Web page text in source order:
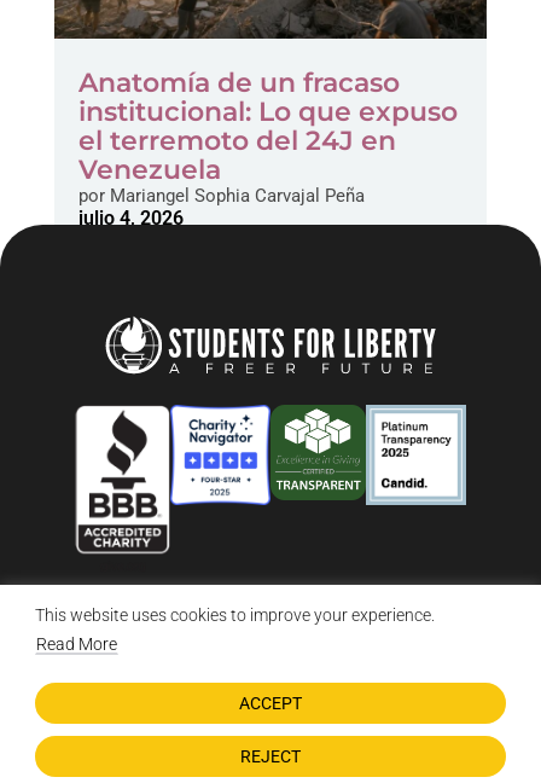
This website uses cookies to improve your experience.
Read More
REJECT
ACCEPT
Anatomía de un fracaso
institucional: Lo que expuso
el terremoto del 24J en
Venezuela
porMariangel Sophia Carvajal Peña
julio 4, 2026
© 2026 Students For Liberty, All Rights Reserved
Privacy Policy
DONATE NOW